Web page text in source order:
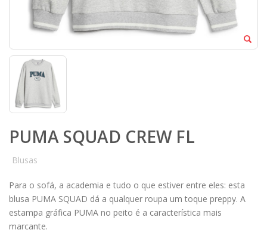
PUMA SQUAD CREW FL
Blusas
Para o sofá, a academia e tudo o que estiver entre eles: esta
blusa PUMA SQUAD dá a qualquer roupa um toque preppy. A
estampa gráfica PUMA no peito é a característica mais
marcante.